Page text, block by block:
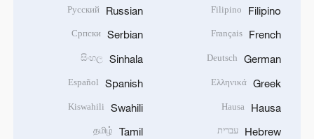
Filipino
Filipino
French
Français
German
Deutsch
Greek
Ελληνικά
Hausa
Hausa
Hebrew עברית
Russian
Русский
Serbian
Српски
Sinhala
සිංහල
Spanish
Español
Swahili
Kiswahili
Tamil
தமிழ்